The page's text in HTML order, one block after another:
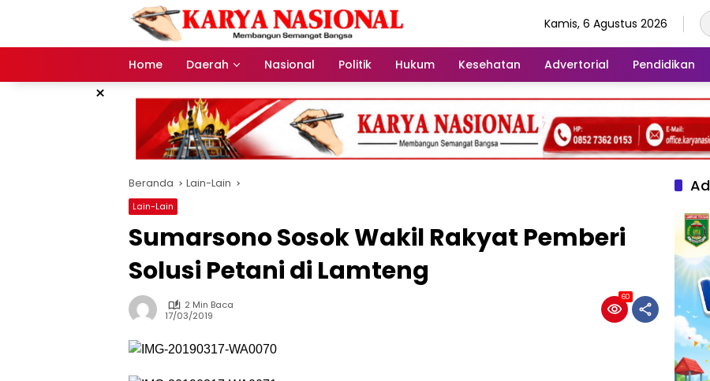
Kamis, 6 Agustus 2026
Home Daerah Nasional Politik Hukum Kesehatan Advertorial Pendidikan
×
Beranda Lain-Lain
Lain-Lain
Sumarsono Sosok Wakil Rakyat Pemberi
Solusi Petani di Lamteng
2 Min Baca
17/03/2019
60